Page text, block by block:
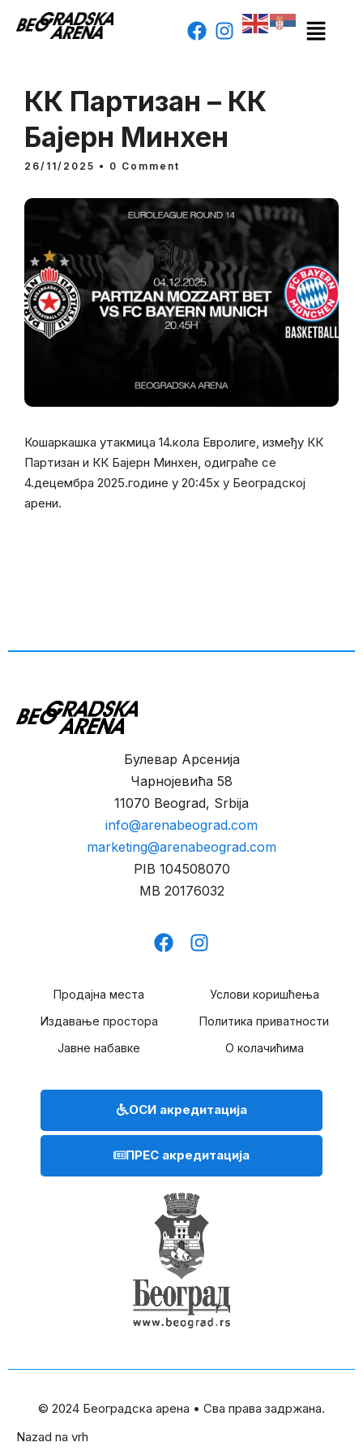
КК Партизан – КК
Бајерн Минхен
26/11/2025 • 0 Comment
Кошаркашка утакмица 14.кола Евролиге, између КК
Партизан и КК Бајерн Минхен, одиграће се
4.децембра 2025.године у 20:45х у Београдској
арени.
Булевар Арсенија
Чарнојевића 58
11070 Beograd, Srbija
info@arenabeograd.com
marketing@arenabeograd.com
PIB 104508070
MB 20176032
Продајна места
Издавање простора
Јавне набавке
Услови коришћења
Политика приватности
О колачићима
ОСИ акредитација
ПРЕС акредитација
© 2024 Београдска арена • Сва права задржана.
Nazad na vrh